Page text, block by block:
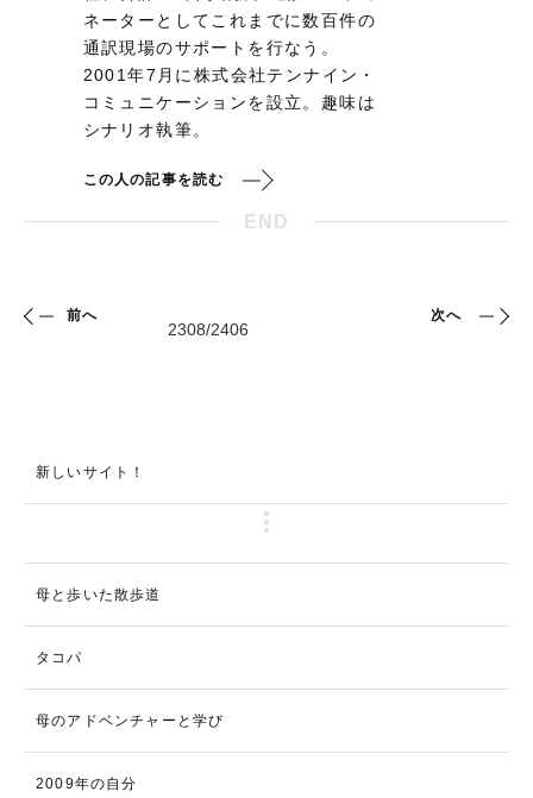
ネーターとしてこれまでに数百件の
通訳現場のサポートを行なう。
2001年7月に株式会社テンナイン・
コミュニケーションを設立。趣味は
シナリオ執筆。
この人の記事を読む
END
前へ 次へ
新しいサイト！
母と歩いた散歩道
タコパ
母のアドベンチャーと学び
2009年の自分